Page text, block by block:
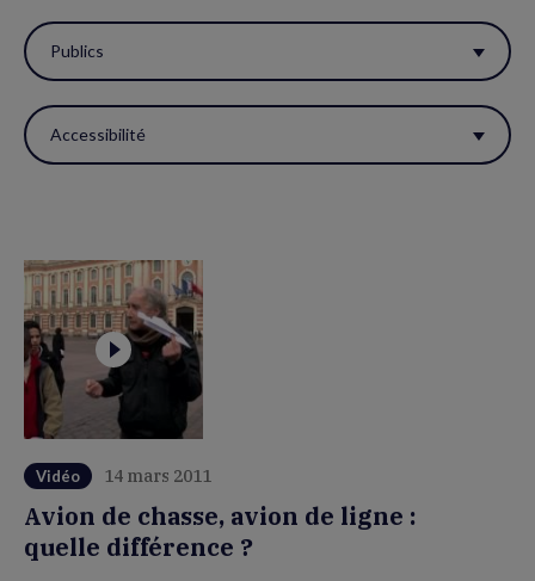
Publics
Accessibilité
Vidéo 14 mars 2011
Avion de chasse, avion de ligne :
quelle différence ?